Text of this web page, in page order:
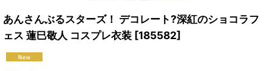
あんさんぶるスターズ！ デコレート?深紅のショコラフ
ェス 蓮巳敬人 コスプレ衣装 [185582]